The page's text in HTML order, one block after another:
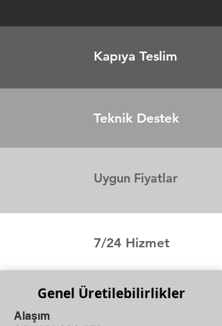
Kapıya Teslim
Teknik Destek
Uygun Fiyatlar
7/24 Hizmet
Genel Üretilebilirlikler
Alaşım